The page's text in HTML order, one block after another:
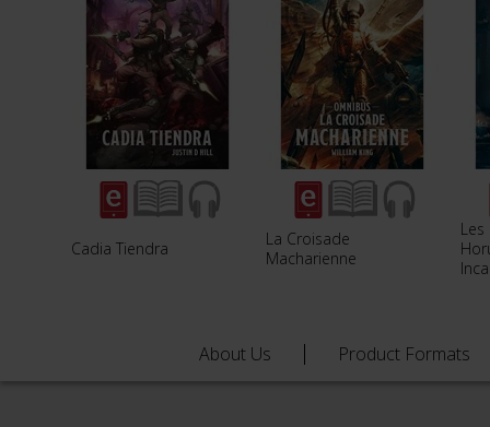
Cadia Tiendra
La Croisade
Macharienne
Les
About Us Product Formats